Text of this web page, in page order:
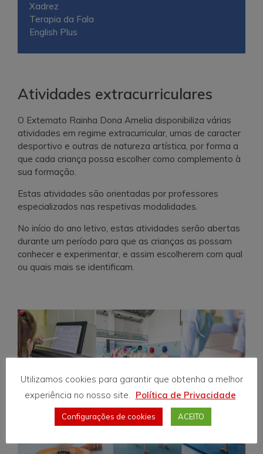
Xadrez
Terapia da Fala
English Plus
Atividades extracurriculares
O Externato Rainha Dona Amelia disponibiliza várias
atividades em regime extracurricular, umas de caracter
desportivo e outras de natureza artística, por forma a
que cada criança possa escolher como complemento à
sua formação.
Estas atividades são orientadas por professores
especializados nas respetivas modalidades.
No início do ano letivo, estas atividades serão abertas
durante um período para que as crianças as possam
conhecer e experimentar, e assim escolherem com qual
ou quais mais se identificam.
Utilizamos cookies para garantir que obtenha a melhor
experiência no nosso site. Política de Privacidade
Configurações de cookies ACEITO